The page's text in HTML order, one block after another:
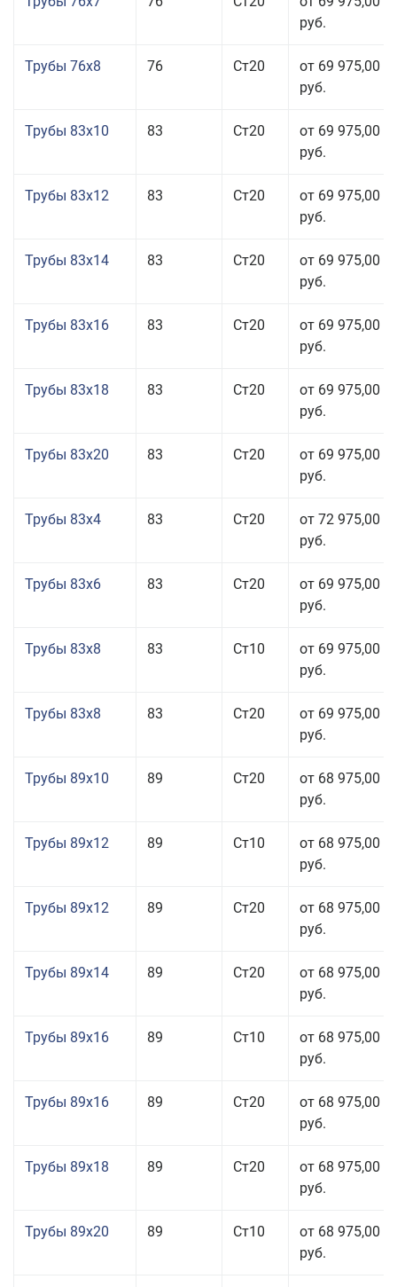
руб.
Трубы 76x8 76 Ст20
от 69 975,00
руб.
Трубы 83x10 83 Ст20
от 69 975,00
руб.
Трубы 83x12 83 Ст20
от 69 975,00
руб.
Трубы 83x14 83 Ст20
от 69 975,00
руб.
Трубы 83x16 83 Ст20
от 69 975,00
руб.
Трубы 83x18 83 Ст20
от 69 975,00
руб.
Трубы 83x20 83 Ст20
от 69 975,00
руб.
Трубы 83x4 83 Ст20
от 72 975,00
руб.
Трубы 83x6 83 Ст20
от 69 975,00
руб.
Трубы 83x8 83 Ст10
от 69 975,00
руб.
Трубы 83x8 83 Ст20
от 69 975,00
руб.
Трубы 89x10 89 Ст20
от 68 975,00
руб.
Трубы 89x12 89 Ст10
от 68 975,00
руб.
Трубы 89x12 89 Ст20
от 68 975,00
руб.
Трубы 89x14 89 Ст20
от 68 975,00
руб.
Трубы 89x16 89 Ст10
от 68 975,00
руб.
Трубы 89x16 89 Ст20
от 68 975,00
руб.
Трубы 89x18 89 Ст20
от 68 975,00
руб.
Трубы 89x20 89 Ст10
от 68 975,00
руб.